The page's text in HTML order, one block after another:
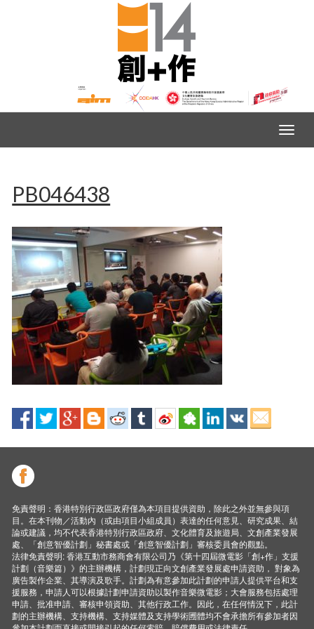
PB046438
免責聲明：香港特別行政區政府僅為本項目提供資助，除此之外並無參與項
目。在本刊物／活動內（或由項目小組成員）表達的任何意見、研究成果、結
論或建議，均不代表香港特別行政區政府、文化體育及旅遊局、文創產業發展
處、「創意智優計劃」秘書處或「創意智優計劃」審核委員會的觀點。
法律免責聲明: 香港互動市務商會有限公司乃《第十四屆微電影「創+作」支援
計劃（音樂篇）》的主辦機構，計劃現正向文創產業發展處申請資助， 對象為
廣告製作企業、其導演及歌手。計劃為有意參加此計劃的申請人提供平台和支
援服務，申請人可以根據計劃申請資助以製作音樂微電影；大會服務包括處理
申請、批准申請、審核申領資助、其他行政工作。因此，在任何情況下，此計
劃的主辦機構、支持機構、支持媒體及支持學術圑體均不會承擔所有參加者因